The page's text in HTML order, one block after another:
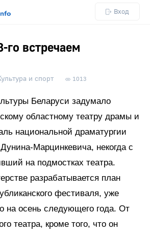
Вход
го встречаем
и спорт 1013
Беларуси задумало
областному театру драмы и
национальной драматургии
Марцинкевича, некогда с
на подмостках театра.
разрабатывается план
фестиваля, уже
на осень следующего года. От
театра, кроме того, что он